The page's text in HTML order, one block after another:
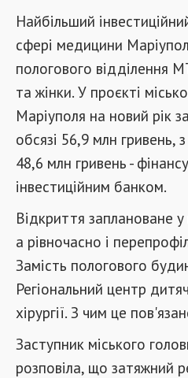
Найбільший
сфері медицини
пологового відділення
та жінки. У проєкті
Маріуполя на новий рік
обсязі 56,9 млн гривень,
48,6 млн гривень -
інвестиційним банком.
Відкриття заплановане
а рівночасно і
Замість пологового
Регіональний центр
хірургії. З чим це
Заступник міського
розповіла, що затяжний